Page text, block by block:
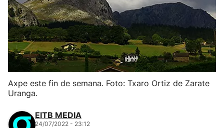
Axpe este fin de semana. Foto: Txaro Ortiz de Zarate
Uranga.
EITB MEDIA
24/07/2022 - 23:12